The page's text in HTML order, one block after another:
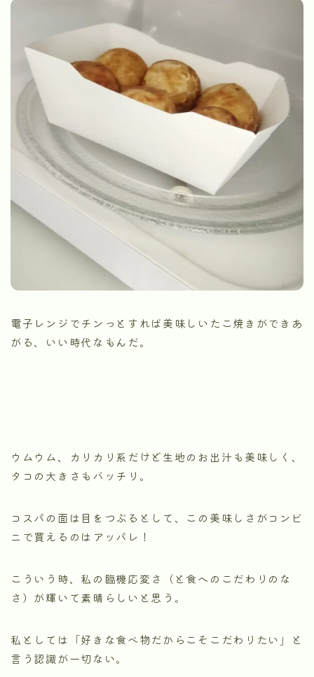
電子レンジでチンっとすれば美味しいたこ焼きができあ
がる、いい時代なもんだ。
ウムウム、カリカリ系だけど生地のお出汁も美味しく、
タコの大きさもバッチリ。
コスパの面は目をつぶるとして、この美味しさがコンビ
ニで買えるのはアッパレ！
こういう時、私の臨機応変さ（と食へのこだわりのな
さ）が輝いて素晴らしいと思う。
私としては「好きな食べ物だからこそこだわりたい」と
言う認識が一切ない。